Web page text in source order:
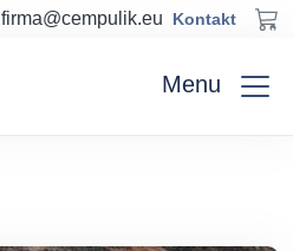
firma@cempulik.eu Kontakt
Menu